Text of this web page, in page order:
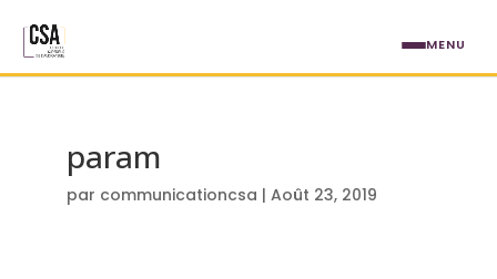
param
par communicationcsa | Août 23, 2019
MENU